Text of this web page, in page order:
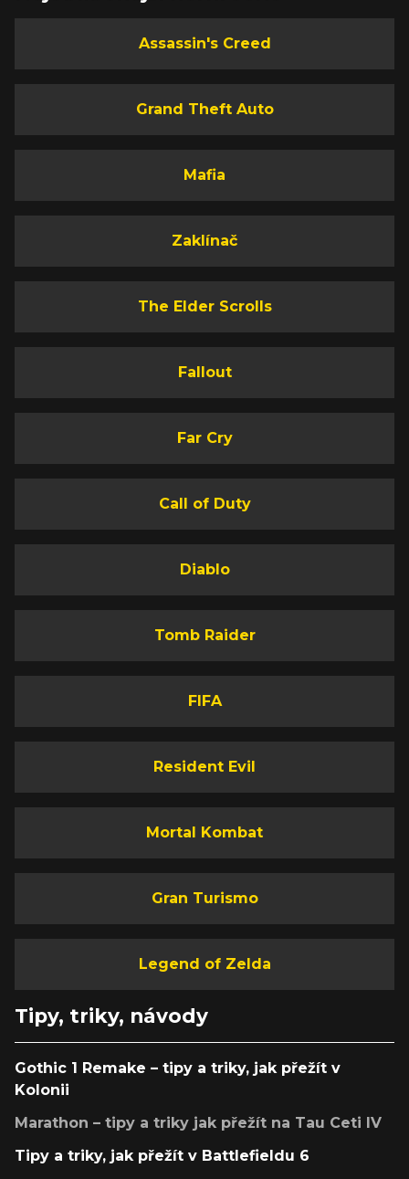
Assassin's Creed
Grand Theft Auto
Mafia
Zaklínač
The Elder Scrolls
Fallout
Far Cry
Call of Duty
Diablo
Tomb Raider
FIFA
Resident Evil
Mortal Kombat
Gran Turismo
Legend of Zelda
Tipy, triky, návody
Gothic 1 Remake – tipy a triky, jak přežít v
Kolonii
Marathon – tipy a triky jak přežít na Tau Ceti IV
Tipy a triky, jak přežít v Battlefieldu 6